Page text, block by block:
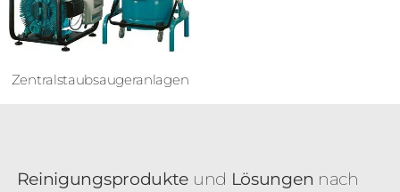
Zentralstaub­sauger­anlagen
Reinigungsprodukte und Lösungen nach